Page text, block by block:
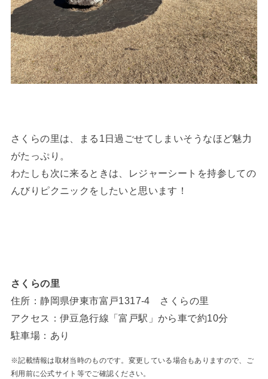
さくらの里は、まる1日過ごせてしまいそうなほど魅力
がたっぷり。
わたしも次に来るときは、レジャーシートを持参しての
んびりピクニックをしたいと思います！
さくらの里
住所：静岡県伊東市富戸1317-4 さくらの里
アクセス：伊豆急行線「富戸駅」から車で約10分
駐車場：あり
※記載情報は取材当時のものです。変更している場合もありますので、ご
利用前に公式サイト等でご確認ください。